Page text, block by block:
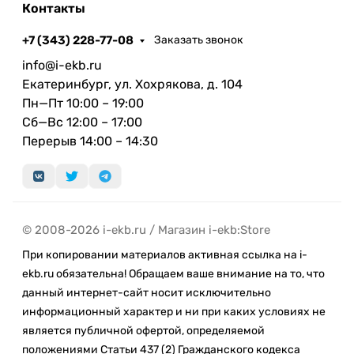
телевика составляет 12 Мп. Таких характеристик
кадры при любых условиях. Также здесь есть
антибликовое покрытие и оптическая
стабилизация. У фронтальной камеры широкий
угол обзора, за счет чего в кадре помещается
больше людей и пространства.
6.3-дюймовый яркий экран iPhone 16 Pro
Shield. У этой линейки стеклокерамическое
предшественников. Также эту модель от
предыдущих моделей отличают уменьшенные
рамки вокруг матрицы.
Впечатляющий дисплей
Контакты
+7 (343) 228-77-08 Заказать звонок
info@i-ekb.ru
Екатеринбург, ул. Хохрякова, д. 104
Пн—Пт 10:00 – 19:00
Сб—Вс 12:00 – 17:00
Перерыв 14:00 – 14:30
© 2008-2026 i-ekb.ru / Магазин i-ekb:Store
При копировании материалов активная ссылка на i-
ekb.ru обязательна! Обращаем ваше внимание на то, что
данный интернет-сайт носит исключительно
информационный характер и ни при каких условиях не
является публичной офертой, определяемой
положениями Статьи 437 (2) Гражданского кодекса